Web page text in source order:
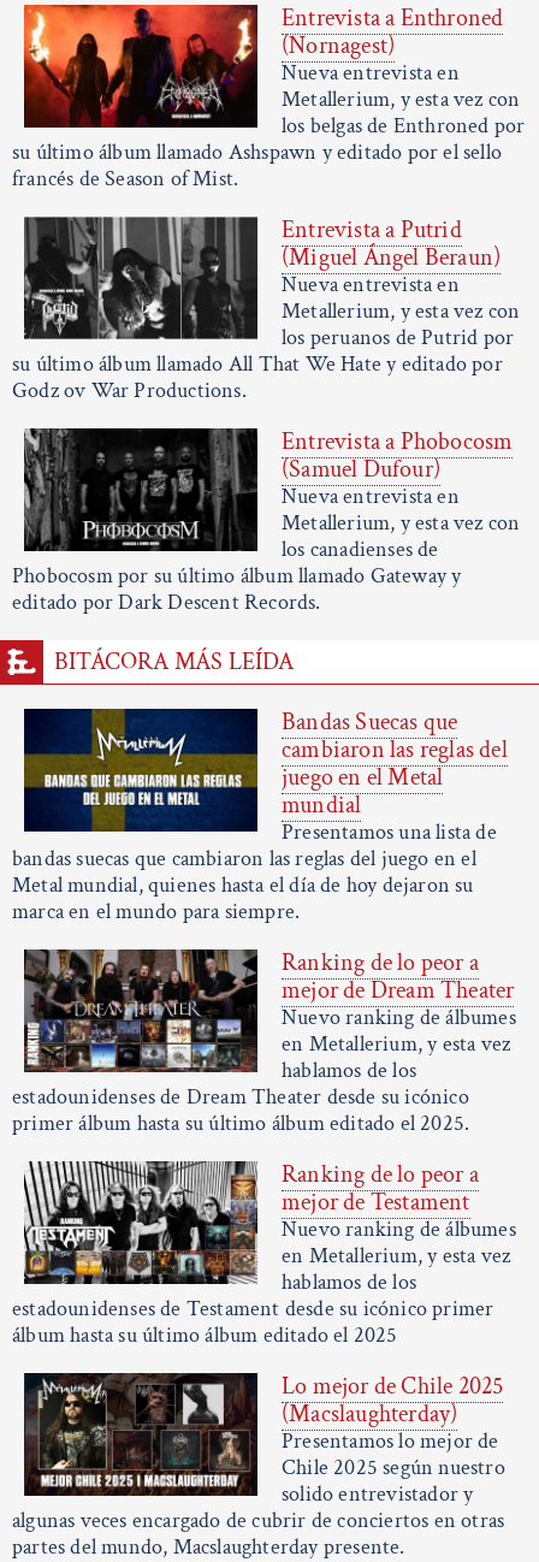
Entrevista a Enthroned
(Nornagest)
Nueva entrevista en
Metallerium, y esta vez con
los belgas de Enthroned por
su último álbum llamado Ashspawn y editado por el sello
francés de Season of Mist.
Entrevista a Putrid
(Miguel Ángel Beraun)
Nueva entrevista en
Metallerium, y esta vez con
los peruanos de Putrid por
su último álbum llamado All That We Hate y editado por
Godz ov War Productions.
Entrevista a Phobocosm
(Samuel Dufour)
Nueva entrevista en
Metallerium, y esta vez con
los canadienses de
Phobocosm por su último álbum llamado Gateway y
editado por Dark Descent Records.
BITÁCORA MÁS LEÍDA
Bandas Suecas que
cambiaron las reglas del
juego en el Metal
mundial
Presentamos una lista de
bandas suecas que cambiaron las reglas del juego en el
Metal mundial, quienes hasta el día de hoy dejaron su
marca en el mundo para siempre.
Ranking de lo peor a
mejor de Dream Theater
Nuevo ranking de álbumes
en Metallerium, y esta vez
hablamos de los
estadounidenses de Dream Theater desde su icónico
primer álbum hasta su último álbum editado el 2025.
Ranking de lo peor a
mejor de Testament
Nuevo ranking de álbumes
en Metallerium, y esta vez
hablamos de los
estadounidenses de Testament desde su icónico primer
álbum hasta su último álbum editado el 2025
Lo mejor de Chile 2025
(Macslaughterday)
Presentamos lo mejor de
Chile 2025 según nuestro
solido entrevistador y
algunas veces encargado de cubrir de conciertos en otras
partes del mundo, Macslaughterday presente.